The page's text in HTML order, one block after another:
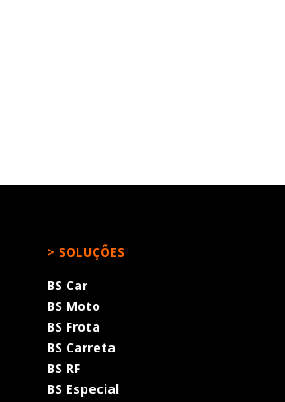
> SOLUÇÕES
BS Car
BS Moto
BS Frota
BS Carreta
BS RF
BS Especial